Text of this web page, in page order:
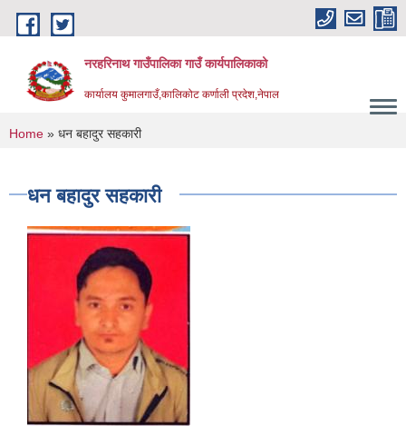
Skip to main content
नरहरिनाथ गाउँपालिका गाउँ कार्यपालिकाको
कार्यालय कुमालगाउँ,कालिकोट कर्णाली प्रदेश,नेपाल
You are here
Home » धन बहादुर सहकारी
धन बहादुर सहकारी